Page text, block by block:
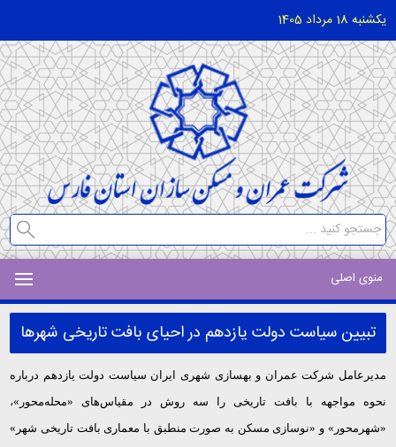
یکشنبه 18 مرداد 1405
منوی اصلی
تبیین سیاست دولت یازدهم در احیای بافت تاریخی شهرها
مدیرعامل شرکت عمران و بهسازی شهری ایران سیاست دولت یازدهم درباره
نحوه مواجهه با بافت تاریخی را سه روش در مقیاس‌های «محله‌محور»،
«شهرمحور» و «نوسازی مسکن به صورت منطبق با معماری بافت تاریخی شهر»